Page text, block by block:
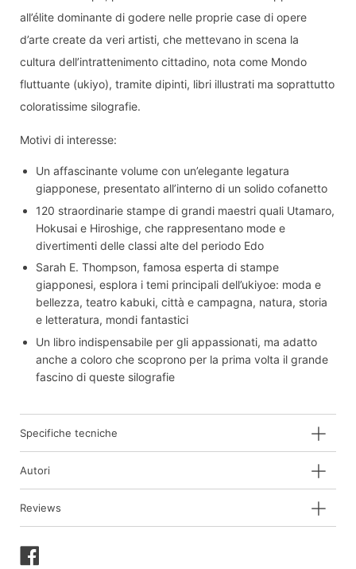
all’élite dominante di godere nelle proprie case di opere
d’arte create da veri artisti, che mettevano in scena la
cultura dell’intrattenimento cittadino, nota come Mondo
fluttuante (ukiyo), tramite dipinti, libri illustrati ma soprattutto
coloratissime silografie.
Motivi di interesse:
Un affascinante volume con un’elegante legatura
giapponese, presentato all’interno di un solido cofanetto
120 straordinarie stampe di grandi maestri quali Utamaro,
Hokusai e Hiroshige, che rappresentano mode e
divertimenti delle classi alte del periodo Edo
Sarah E. Thompson, famosa esperta di stampe
giapponesi, esplora i temi principali dell’ukiyoe: moda e
bellezza, teatro kabuki, città e campagna, natura, storia
e letteratura, mondi fantastici
Un libro indispensabile per gli appassionati, ma adatto
anche a coloro che scoprono per la prima volta il grande
fascino di queste silografie
Specifiche tecniche
Autori
Reviews
Condividi